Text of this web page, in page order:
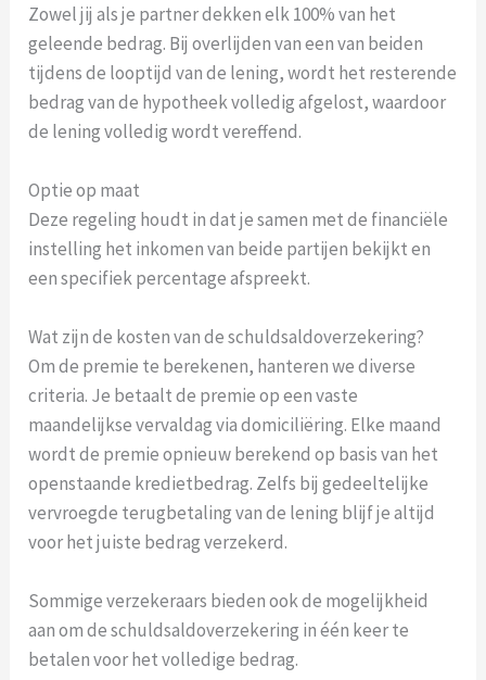
Zowel jij als je partner dekken elk 100% van het
geleende bedrag. Bij overlijden van een van beiden
tijdens de looptijd van de lening, wordt het resterende
bedrag van de hypotheek volledig afgelost, waardoor
de lening volledig wordt vereffend.
Optie op maat
Deze regeling houdt in dat je samen met de financiële
instelling het inkomen van beide partijen bekijkt en
een specifiek percentage afspreekt.
Wat zijn de kosten van de schuldsaldoverzekering?
Om de premie te berekenen, hanteren we diverse
criteria. Je betaalt de premie op een vaste
maandelijkse vervaldag via domiciliëring. Elke maand
wordt de premie opnieuw berekend op basis van het
openstaande kredietbedrag. Zelfs bij gedeeltelijke
vervroegde terugbetaling van de lening blijf je altijd
voor het juiste bedrag verzekerd.
Sommige verzekeraars bieden ook de mogelijkheid
aan om de schuldsaldoverzekering in één keer te
betalen voor het volledige bedrag.